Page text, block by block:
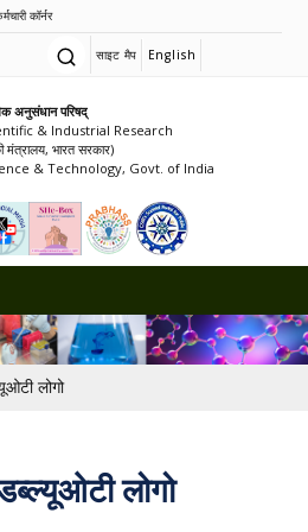
कॉर्नर
साइट मैप English
अनुसंधान परिषद्
& Industrial Research
मंत्रालय, भारत सरकार)
& Technology, Govt. of India
लोगो
लोगो